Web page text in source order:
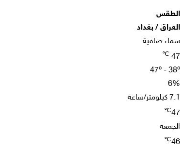
الطقس
العراق / بغداد
سماء صافية
47
℃
47º - 38º
6%
7.1 كيلومتر/ساعة
47
℃
الجمعة
46
℃